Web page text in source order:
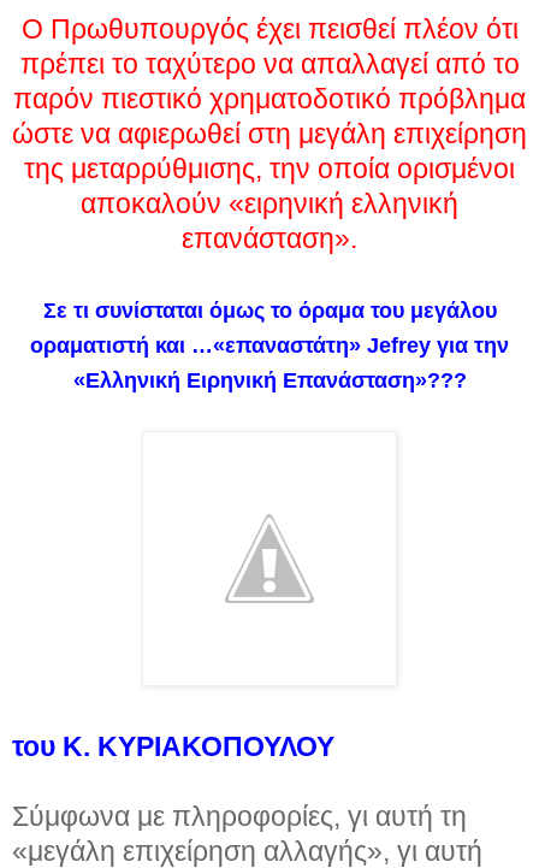
O Πρωθυπουργός έχει πεισθεί πλέον ότι
πρέπει το ταχύτερο να απαλλαγεί από το
παρόν πιεστικό χρηματοδοτικό πρόβλημα
ώστε να αφιερωθεί στη μεγάλη επιχείρηση
της μεταρρύθμισης, την οποία ορισμένοι
αποκαλούν «ειρηνική ελληνική
επανάσταση».
Σε τι συνίσταται όμως το όραμα του μεγάλου
οραματιστή και …«επαναστάτη» Jefrey για την
«Ελληνική Ειρηνική Επανάσταση»???
του Κ. ΚΥΡΙΑΚΟΠΟΥΛΟΥ
Σύμφωνα με πληροφορίες, γι αυτή τη
«μεγάλη επιχείρηση αλλαγής», γι αυτή